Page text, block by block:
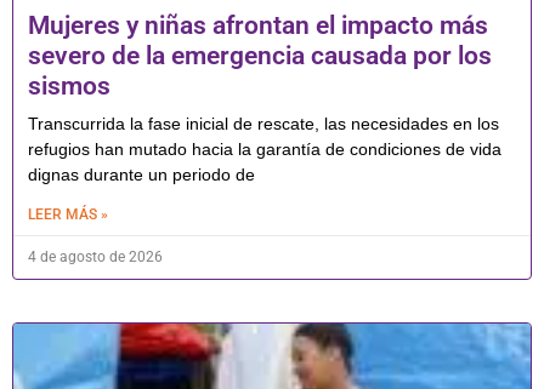
Mujeres y niñas afrontan el impacto más
severo de la emergencia causada por los
sismos
Transcurrida la fase inicial de rescate, las necesidades en los
refugios han mutado hacia la garantía de condiciones de vida
dignas durante un periodo de
LEER MÁS »
4 de agosto de 2026